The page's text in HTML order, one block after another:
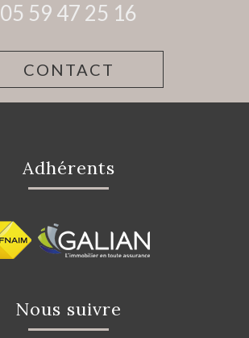
05 59 47 25 16
CONTACT
Adhérents
Nous suivre